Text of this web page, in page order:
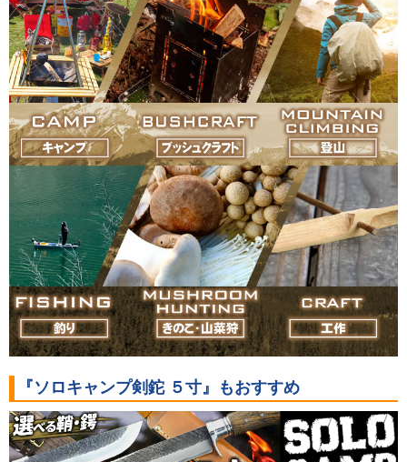
『ソロキャンプ剣鉈 ５寸』もおすすめ